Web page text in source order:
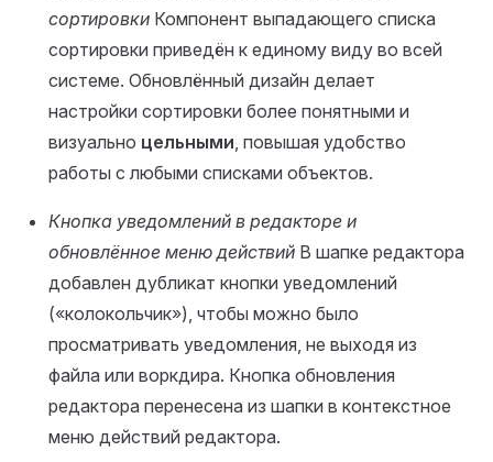
сортировки Компонент выпадающего списка
сортировки приведён к единому виду во всей
системе. Обновлённый дизайн делает
настройки сортировки более понятными и
визуально цельными, повышая удобство
работы с любыми списками объектов.
Кнопка уведомлений в редакторе и
обновлённое меню действий В шапке редактора
добавлен дубликат кнопки уведомлений
(«колокольчик»), чтобы можно было
просматривать уведомления, не выходя из
файла или воркдира. Кнопка обновления
редактора перенесена из шапки в контекстное
меню действий редактора.